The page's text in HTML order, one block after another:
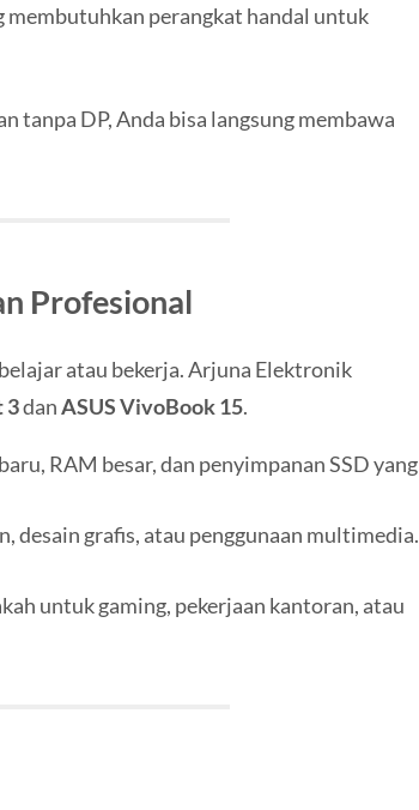
membutuhkan perangkat handal untuk
tanpa DP, Anda bisa langsung membawa
Profesional
atau bekerja. Arjuna Elektronik
3danASUS VivoBook 15.
RAM besar, dan penyimpanan SSD yang
desain grafis, atau penggunaan multimedia.
untuk gaming, pekerjaan kantoran, atau